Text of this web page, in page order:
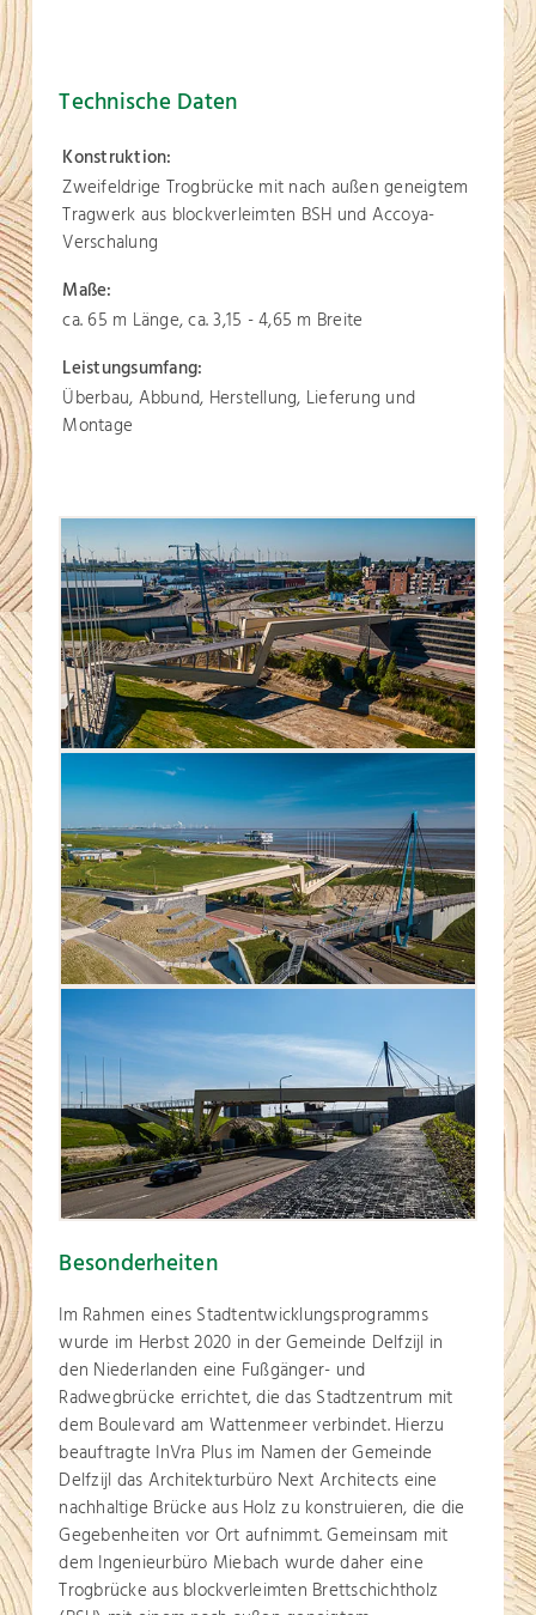
Technische Daten
Konstruktion:
Zweifeldrige Trogbrücke mit nach außen geneigtem
Tragwerk aus blockverleimten BSH und Accoya-
Verschalung
Maße:
ca. 65 m Länge, ca. 3,15 - 4,65 m Breite
Leistungsumfang:
Überbau, Abbund, Herstellung, Lieferung und
Montage
Besonderheiten
Im Rahmen eines Stadtentwicklungsprogramms
wurde im Herbst 2020 in der Gemeinde Delfzijl in
den Niederlanden eine Fußgänger- und
Radwegbrücke errichtet, die das Stadtzentrum mit
dem Boulevard am Wattenmeer verbindet. Hierzu
beauftragte InVra Plus im Namen der Gemeinde
Delfzijl das Architekturbüro Next Architects eine
nachhaltige Brücke aus Holz zu konstruieren, die die
Gegebenheiten vor Ort aufnimmt. Gemeinsam mit
dem Ingenieurbüro Miebach wurde daher eine
Trogbrücke aus blockverleimten Brettschichtholz